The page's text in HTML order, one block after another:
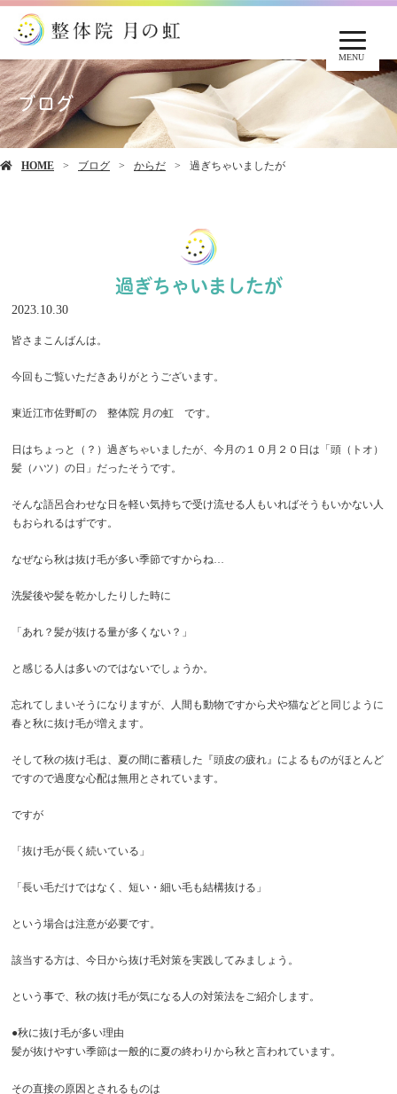
MENU
ブログ
HOME ブログ からだ 過ぎちゃいましたが
過ぎちゃいましたが
2023.10.30
皆さまこんばんは。
今回もご覧いただきありがとうございます。
東近江市佐野町の 整体院 月の虹 です。
日はちょっと（？）過ぎちゃいましたが、今月の１０月２０日は「頭（トオ）
髪（ハツ）の日」だったそうです。
そんな語呂合わせな日を軽い気持ちで受け流せる人もいればそうもいかない人
もおられるはずです。
なぜなら秋は抜け毛が多い季節ですからね…
洗髪後や髪を乾かしたりした時に
「あれ？髪が抜ける量が多くない？」
と感じる人は多いのではないでしょうか。
忘れてしまいそうになりますが、人間も動物ですから犬や猫などと同じように
春と秋に抜け毛が増えます。
そして秋の抜け毛は、夏の間に蓄積した『頭皮の疲れ』によるものがほとんど
ですので過度な心配は無用とされています。
ですが
「抜け毛が長く続いている」
「長い毛だけではなく、短い・細い毛も結構抜ける」
という場合は注意が必要です。
該当する方は、今日から抜け毛対策を実践してみましょう。
という事で、秋の抜け毛が気になる人の対策法をご紹介します。
●秋に抜け毛が多い理由
髪が抜けやすい季節は一般的に夏の終わりから秋と言われています。
その直接の原因とされるものは